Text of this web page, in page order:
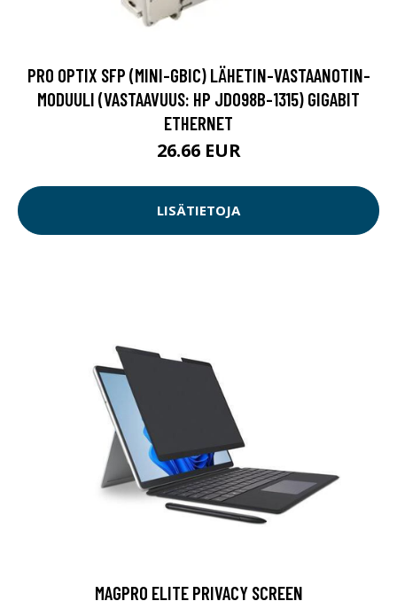
PRO OPTIX SFP (MINI-GBIC) LÄHETIN-VASTAANOTIN-
MODUULI (VASTAAVUUS: HP JD098B-1315) GIGABIT
ETHERNET
26.66 EUR
LISÄTIETOJA
MAGPRO ELITE PRIVACY SCREEN